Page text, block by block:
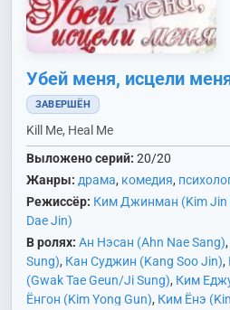
Убей меня, исцели
ЗАВЕРШЁН
Kill Me, Heal Me
Выложено серий: 20/20
Жанры: драма, комедия,
Режиссёр: Ким Джинман (Kim Jin
Dae Jin)
В ролях: Ан Нэсан (Ahn Nae Sang),
Sung), Кан Суджин (Kang Soo Jin),
(Gwak Tae Geun/Ji Sung), Ким
Ёнгон (Kim Yong Gun), Ким Ёнэ